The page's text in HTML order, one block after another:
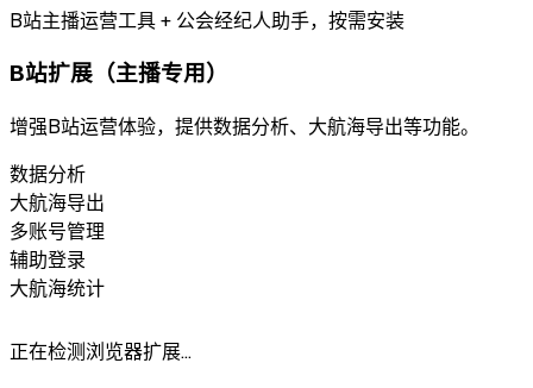
B站主播运营工具 + 公会经纪人助手，按需安装
B站扩展（主播专用）
增强B站运营体验，提供数据分析、大航海导出等功能。
数据分析
大航海导出
多账号管理
辅助登录
大航海统计
正在检测浏览器扩展…